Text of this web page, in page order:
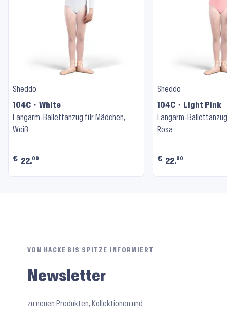
Sheddo
104C ⬝ White
Langarm-Ballettanzug für Mädchen,
Weiß
€ 22.00
Sheddo
104C ⬝ Light Pink
Langarm-
Rosa
€ 22.00
VON HACKE BIS SPITZE INFORMIERT
Newsletter
zu neuen Produkten, Kollektionen und